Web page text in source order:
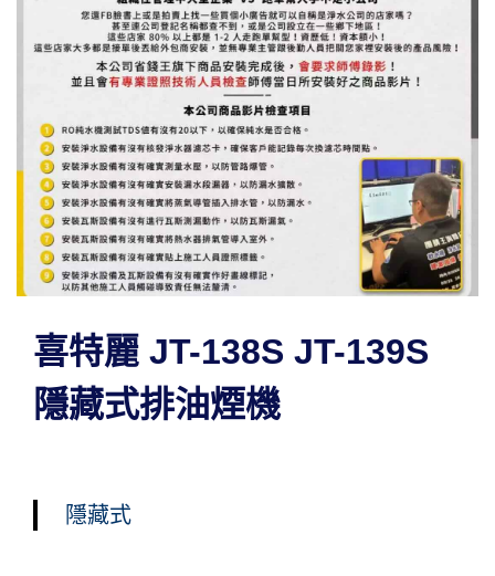
喜特麗 JT-138S JT-139S
隱藏式排油煙機
隱藏式